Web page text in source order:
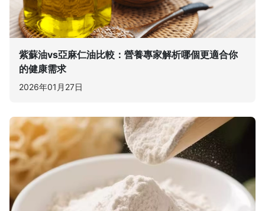
紫蘇油vs亞麻仁油比較：營養專家解析哪個更適合你
的健康需求
2026年01月27日